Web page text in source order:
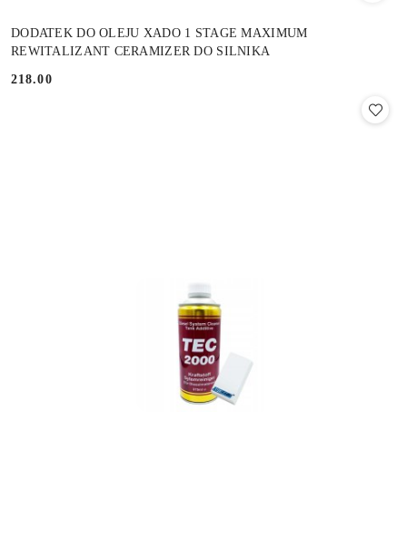
DODATEK DO OLEJU XADO 1 STAGE MAXIMUM
REWITALIZANT CERAMIZER DO SILNIKA
Cena:
218.00